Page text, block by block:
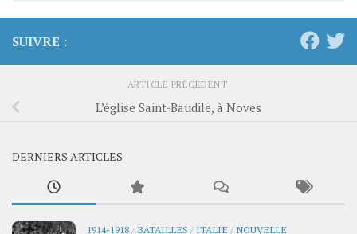
SUIVRE :
ARTICLE PRÉCÉDENT
L’église Saint-Baudile, à Noves
DERNIERS ARTICLES
1914-1918 / BATAILLES / ITALIE / NOUVELLE